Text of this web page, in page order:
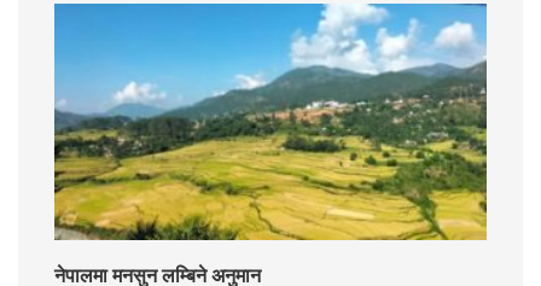
नेपालमा मनसुन लम्बिने अनुमान